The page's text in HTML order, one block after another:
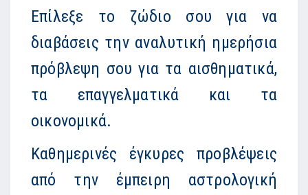
Επίλεξε το ζώδιο σου για να
διαβάσεις την αναλυτική ημερήσια
πρόβλεψη σου για τα αισθηματικά,
τα επαγγελματικά και τα
οικονομικά.
Καθημερινές έγκυρες προβλέψεις
από την έμπειρη αστρολογική